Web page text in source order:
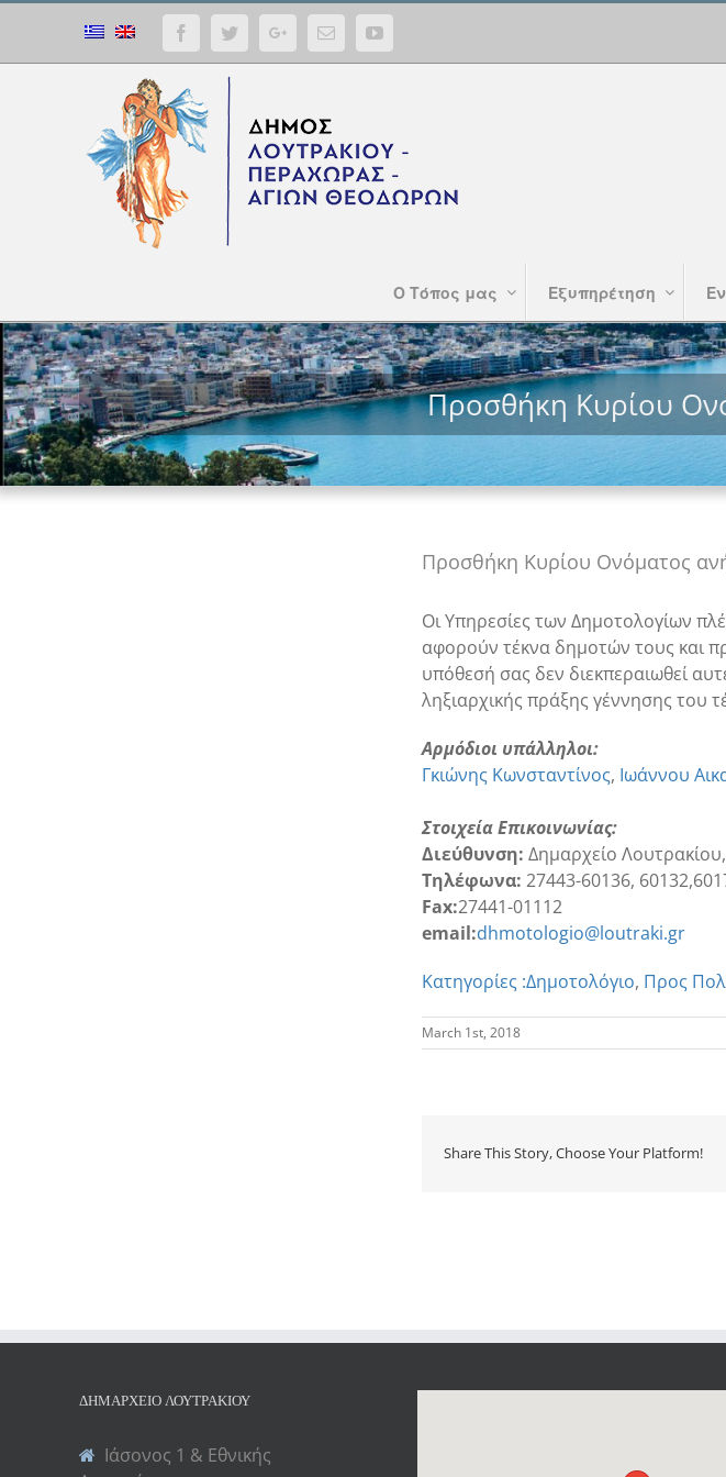
FacebookTwitterGoogle+Email YouTube
Ο Τόπος μας Εξυπηρέτηση
Προσθήκη Κυρίου
Προσθήκη Κυρίου Ονόματος
Οι Υπηρεσίες των Δημοτολογίων
αφορούν τέκνα δημοτών τους και
υπόθεσή σας δεν διεκπεραιωθεί
ληξιαρχικής πράξης γέννησης
Αρμόδιοι υπάλληλοι:
Γκιώνης Κωνσταντίνος Ιωάννου
Στοιχεία Επικοινωνίας:
Διεύθυνση: Δημαρχείο
Τηλέφωνα: 27443-60136,
Fax:27441-01112
email:dhmotologio@loutraki.gr
Κατηγορίες :Δημοτολόγιο, Προς
March 1st, 2018
Share This Story, Choose Your Platform!
ΔΗΜΑΡΧΕΊΟ ΛΟΥΤΡΑΚΊΟΥ
Ιάσονος 1 & Εθνικής